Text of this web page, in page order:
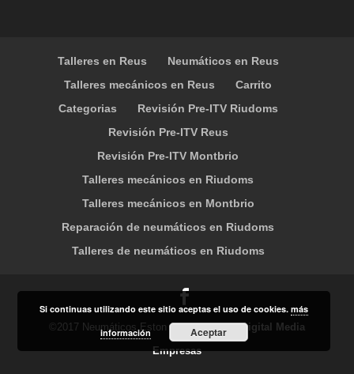
Talleres en Reus
Neumáticos en Reus
Talleres mecánicos en Reus
Carrito
Categorias
Revisión Pre-ITV Riudoms
Revisión Pre-ITV Reus
Revisión Pre-ITV Montbrio
Talleres mecánicos en Riudoms
Talleres mecánicos en Montbrio
Reparación de neumáticos en Riudoms
Talleres de neumáticos en Riudoms
©2017 Neumáticos Eston - Diseño Web- Digital Media
Empresas
Si continuas utilizando este sitio aceptas el uso de cookies.más
información
Aceptar